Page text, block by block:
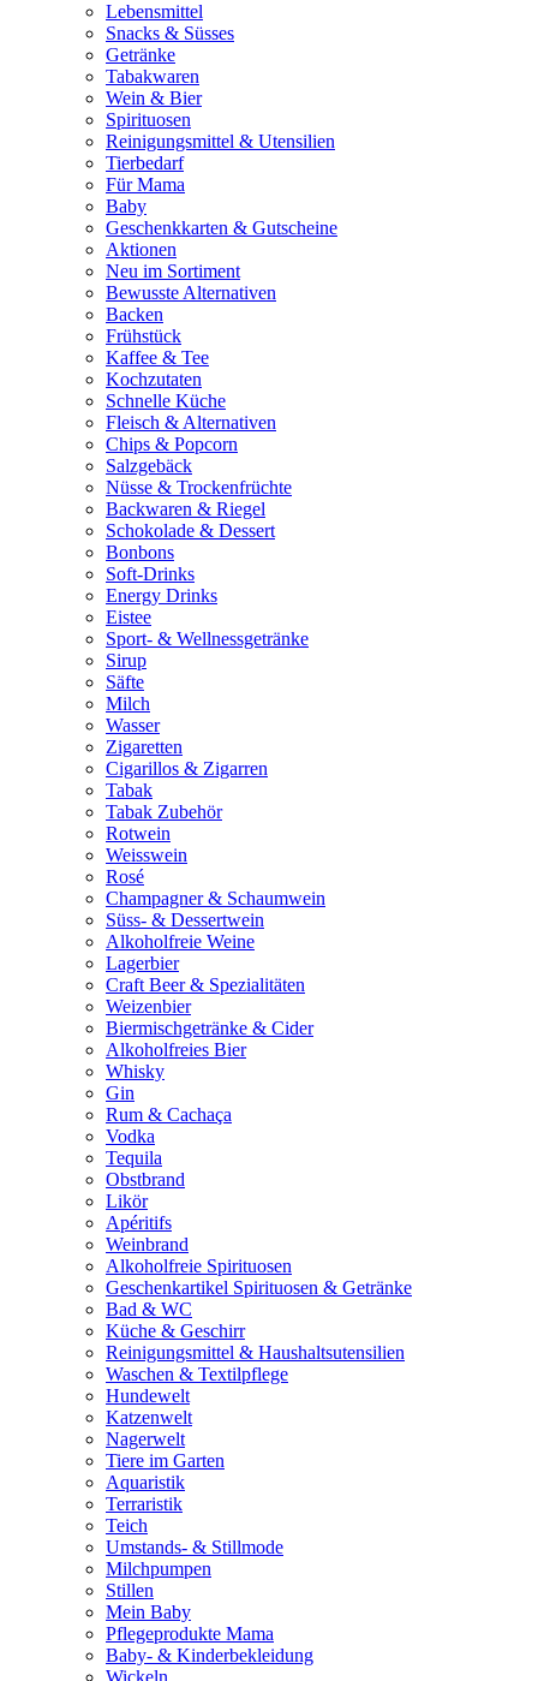
Lebensmittel
Snacks & Süsses
Getränke
Tabakwaren
Wein & Bier
Spirituosen
Reinigungsmittel & Utensilien
Tierbedarf
Für Mama
Baby
Geschenkkarten & Gutscheine
Aktionen
Neu im Sortiment
Bewusste Alternativen
Backen
Frühstück
Kaffee & Tee
Kochzutaten
Schnelle Küche
Fleisch & Alternativen
Chips & Popcorn
Salzgebäck
Nüsse & Trockenfrüchte
Backwaren & Riegel
Schokolade & Dessert
Bonbons
Soft-Drinks
Energy Drinks
Eistee
Sport- & Wellnessgetränke
Sirup
Säfte
Milch
Wasser
Zigaretten
Cigarillos & Zigarren
Tabak
Tabak Zubehör
Rotwein
Weisswein
Rosé
Champagner & Schaumwein
Süss- & Dessertwein
Alkoholfreie Weine
Lagerbier
Craft Beer & Spezialitäten
Weizenbier
Biermischgetränke & Cider
Alkoholfreies Bier
Whisky
Gin
Rum & Cachaça
Vodka
Tequila
Obstbrand
Likör
Apéritifs
Weinbrand
Alkoholfreie Spirituosen
Geschenkartikel Spirituosen & Getränke
Bad & WC
Küche & Geschirr
Reinigungsmittel & Haushaltsutensilien
Waschen & Textilpflege
Hundewelt
Katzenwelt
Nagerwelt
Tiere im Garten
Aquaristik
Terraristik
Teich
Umstands- & Stillmode
Milchpumpen
Stillen
Mein Baby
Pflegeprodukte Mama
Baby- & Kinderbekleidung
Wickeln